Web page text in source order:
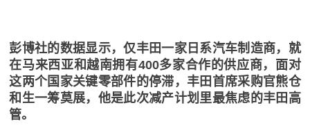
彭博社的数据显示，仅丰田一家日系汽车制造商，就
在马来西亚和越南拥有400多家合作的供应商，面对
这两个国家关键零部件的停滞，丰田首席采购官熊仓
和生一筹莫展，他是此次减产计划里最焦虑的丰田高
管。